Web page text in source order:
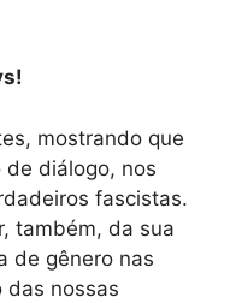
mostrando que
de diálogo, nos
fascistas.
também, da sua
de gênero nas
das nossas